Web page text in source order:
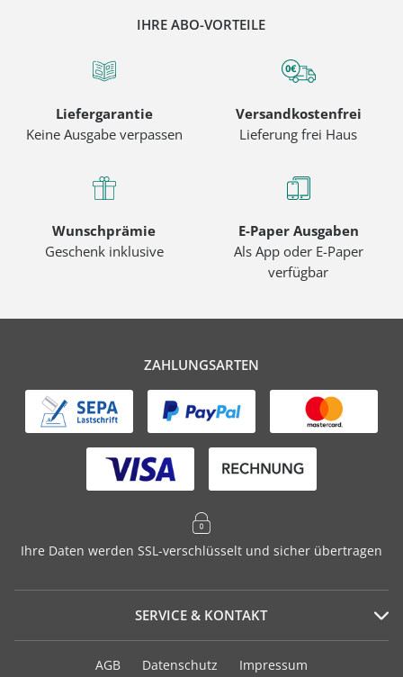
IHRE ABO-VORTEILE
Liefergarantie
Keine Ausgabe verpassen
Versandkostenfrei
Lieferung frei Haus
Wunschprämie
Geschenk inklusive
E-Paper Ausgaben
Als App oder E-Paper
verfügbar
ZAHLUNGSARTEN
Ihre Daten werden SSL-verschlüsselt und sicher übertragen
SERVICE & KONTAKT
Serviceportal
AGB Datenschutz Impressum